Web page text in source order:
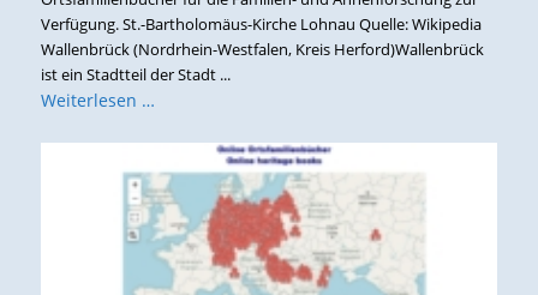
Verfügung. St.-Bartholomäus-Kirche Lohnau Quelle: Wikipedia
Wallenbrück (Nordrhein-Westfalen, Kreis Herford)Wallenbrück
ist ein Stadtteil der Stadt ...
Weiterlesen …